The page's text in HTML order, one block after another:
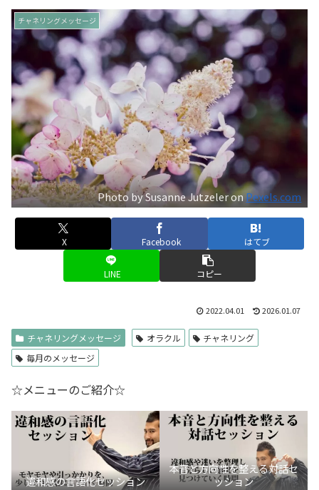
チャネリングメッセージ
Photo by Susanne Jutzeler onPexels.com
X Facebook はてブ
LINE コピー
2022.04.01 2026.01.07
チャネリングメッセージ オラクル
チャネリング
毎月のメッセージ
☆メニューのご紹介☆
違和感の言語化セッション
本音と方向性を整える対話セ
ッション